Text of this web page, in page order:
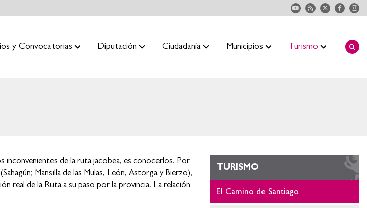
y Convocatorias Diputación Ciudadanía Municipios Turismo
inconvenientes de la ruta jacobea, es conocerlos. Por
Mansilla de las Mulas, León, Astorga y Bierzo),
real de la Ruta a su paso por la provincia. La relación
TURISMO
El Camino de Santiago